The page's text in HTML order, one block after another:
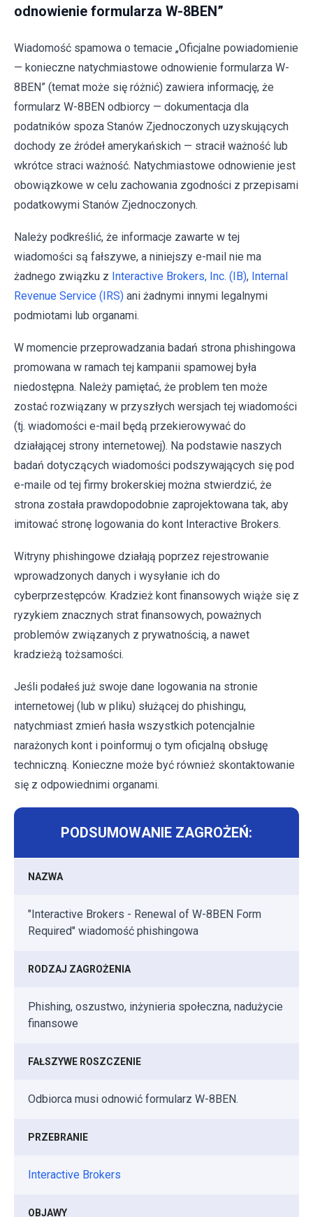
odnowienie formularza W-8BEN”
Wiadomość spamowa o temacie „Oficjalne powiadomienie
— konieczne natychmiastowe odnowienie formularza W-
8BEN” (temat może się różnić) zawiera informację, że
formularz W-8BEN odbiorcy — dokumentacja dla
podatników spoza Stanów Zjednoczonych uzyskujących
dochody ze źródeł amerykańskich — stracił ważność lub
wkrótce straci ważność. Natychmiastowe odnowienie jest
obowiązkowe w celu zachowania zgodności z przepisami
podatkowymi Stanów Zjednoczonych.
Należy podkreślić, że informacje zawarte w tej
wiadomości są fałszywe, a niniejszy e-mail nie ma
żadnego związku z Interactive Brokers, Inc. (IB), Internal
Revenue Service (IRS) ani żadnymi innymi legalnymi
podmiotami lub organami.
W momencie przeprowadzania badań strona phishingowa
promowana w ramach tej kampanii spamowej była
niedostępna. Należy pamiętać, że problem ten może
zostać rozwiązany w przyszłych wersjach tej wiadomości
(tj. wiadomości e-mail będą przekierowywać do
działającej strony internetowej). Na podstawie naszych
badań dotyczących wiadomości podszywających się pod
e-maile od tej firmy brokerskiej można stwierdzić, że
strona została prawdopodobnie zaprojektowana tak, aby
imitować stronę logowania do kont Interactive Brokers.
Witryny phishingowe działają poprzez rejestrowanie
wprowadzonych danych i wysyłanie ich do
cyberprzestępców. Kradzież kont finansowych wiąże się z
ryzykiem znacznych strat finansowych, poważnych
problemów związanych z prywatnością, a nawet
kradzieżą tożsamości.
Jeśli podałeś już swoje dane logowania na stronie
internetowej (lub w pliku) służącej do phishingu,
natychmiast zmień hasła wszystkich potencjalnie
narażonych kont i poinformuj o tym oficjalną obsługę
techniczną. Konieczne może być również skontaktowanie
się z odpowiednimi organami.
PODSUMOWANIE ZAGROŻEŃ:
NAZWA
"Interactive Brokers - Renewal of W-8BEN Form
Required" wiadomość phishingowa
RODZAJ ZAGROŻENIA
Phishing, oszustwo, inżynieria społeczna, nadużycie
finansowe
FAŁSZYWE ROSZCZENIE
Odbiorca musi odnowić formularz W-8BEN.
PRZEBRANIE
Interactive Brokers
OBJAWY